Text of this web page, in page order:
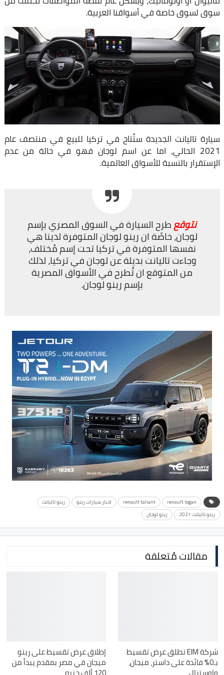
سوق لسوق خاصة في أسواقنا العربية.
سيارة تاليانت الجديدة ستُتاح في تركيا للبيع في منتصف عام
2021 الحالي، اما عن اسم لوجان فهو في حالة من عدم
الإستقرار بالنسبة للأسواق العالمية.
نتوقعطرح السيارة في السوق المصري بإسم
لوجان، خاصًة ان رينو لوجان المتوفرة لدينا هي
نفسها المتوفرة في تركيا تحت إسم مُختلف،
وجاءت تاليانت بديلة عن لوجان في تركيا، لذلك
من المتوقع ان تُطرح في الأسواق المصرية
بإسم رينو لوجان.
renault logan
renault taliant اخبار سيارات رينو
رينو تاليانت
رينو تاليانت 2021
رينو لوجان
مقالات مُتعلقة
شركة EIM تطلق عرض تقسيط
بـ0% فائدة على داستر، ميجان،
إطلاق عرض تقسيط على رينو
ميجان في مصر بمقدم يبدأ من